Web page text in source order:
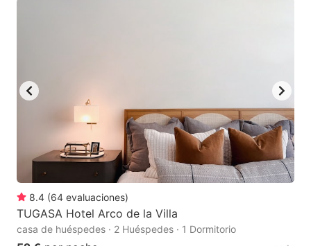
8.4 (64 evaluaciones)
TUGASA Hotel Arco de la Villa
casa de huéspedes · 2 Huéspedes · 1 Dormitorio